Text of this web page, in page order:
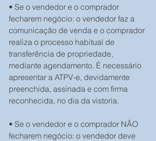
• Se o vendedor e o comprador
fecharem negócio: o vendedor faz a
comunicação de venda e o comprador
realiza o processo habitual de
transferência de propriedade,
mediante agendamento. É necessário
apresentar a ATPV-e, devidamente
preenchida, assinada e com firma
reconhecida, no dia da vistoria.
• Se o vendedor e o comprador NÃO
fecharem negócio: o vendedor deve